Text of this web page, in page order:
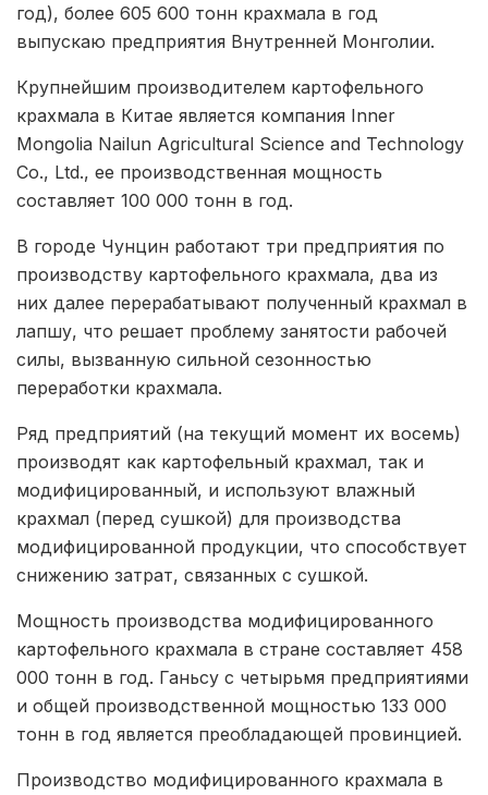
год), более 605 600 тонн крахмала в год
выпускаю предприятия Внутренней Монголии.
Крупнейшим производителем картофельного
крахмала в Китае является компания Inner
Mongolia Nailun Agricultural Science and Technology
Co., Ltd., ее производственная мощность
составляет 100 000 тонн в год.
В городе Чунцин работают три предприятия по
производству картофельного крахмала, два из
них далее перерабатывают полученный крахмал в
лапшу, что решает проблему занятости рабочей
силы, вызванную сильной сезонностью
переработки крахмала.
Ряд предприятий (на текущий момент их восемь)
производят как картофельный крахмал, так и
модифицированный, и используют влажный
крахмал (перед сушкой) для производства
модифицированной продукции, что способствует
снижению затрат, связанных с сушкой.
Мощность производства модифицированного
картофельного крахмала в стране составляет 458
000 тонн в год. Ганьсу с четырьмя предприятиями
и общей производственной мощностью 133 000
тонн в год является преобладающей провинцией.
Производство модифицированного крахмала в